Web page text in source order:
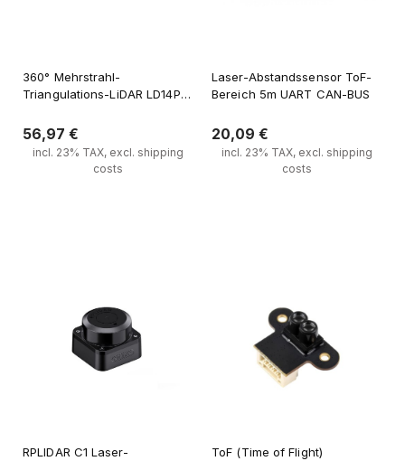
360° Mehrstrahl-
Triangulations-LiDAR LD14P
m Reichweite
programmierbare Start-
Stopp-Steuerung
56,97 €
incl. 23% TAX, excl. shipping
costs
Laser-Abstandssensor ToF-
Bereich 5m UART CAN-BUS
20,09 €
incl. 23% TAX, excl. shipping
costs
RPLIDAR C1 Laser-
ToF (Time of Flight)